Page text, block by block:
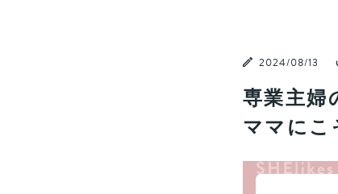
2024/08/13
専業主婦
ママに